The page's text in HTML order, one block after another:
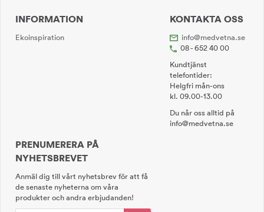
INFORMATION
Ekoinspiration
KONTAKTA OSS
info@medvetna.se
08 - 652 40 00
Kundtjänst
telefontider:
Helgfri mån-ons
kl. 09.00-13.00
Du når oss alltid på
info@medvetna.se
PRENUMERERA PÅ
NYHETSBREVET
Anmäl dig till vårt nyhetsbrev för att få
de senaste nyheterna om våra
produkter och andra erbjudanden!